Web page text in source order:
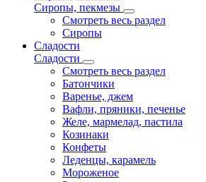
Сиропы, пекмезы
Смотреть весь раздел
Сиропы
Сладости
Сладости
Смотреть весь раздел
Батончики
Варенье, джем
Вафли, пряники, печенье
Желе, мармелад, пастила
Козинаки
Конфеты
Леденцы, карамель
Мороженое